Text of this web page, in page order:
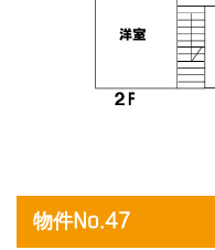
物件No.47